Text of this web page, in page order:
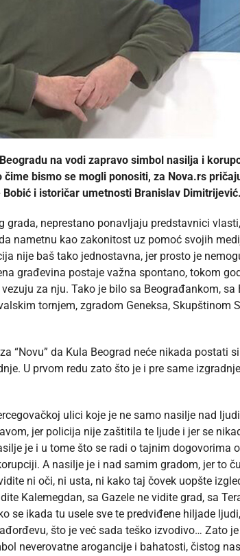
na vodi zapravo simbol nasilja i
bismo se mogli ponositi, za Nova.rs
i istoričar umetnosti Branislav Dimitrijević.
grada, neprestano ponavljaju predstavnici
nametnu kao zakonitost uz pomoć svojih
nije baš tako jednostavna, jer prosto je
građevina postaje važna spontano, tokom
za nju. Tako je bilo sa Beograđankom, sa
tornjem, zgradom Geneksa, Skupštinom
“Novu” da Kula Beograd neće nikada postati
U prvom redu zato što je i pre same
ulici koje je ne samo nasilje nad
jer policija nije zaštitila te ljude i jer se
je i u tome što se radi o tajnim dogovorima
A nasilje je i nad samim gradom, jer to
ni oči, ni usta, ni kako taj čovek uopšte
Kalemegdan, sa Gazele ne vidite grad, sa
se ikada tu usele sve te predviđene hiljade
što je već sada teško izvodivo… Zato
neverovatne arogancije i bahatosti, čistog